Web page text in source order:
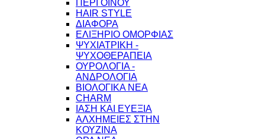
ΠΕΡΙ ΟΙΝΟΥ
HAIR STYLE
ΔΙΑΦΟΡΑ
ΕΛΙΞΗΡΙΟ ΟΜΟΡΦΙΑΣ
ΨΥΧΙΑΤΡΙΚΗ -
ΨΥΧΟΘΕΡΑΠΕΙΑ
ΟΥΡΟΛΟΓΙΑ -
ΑΝΔΡΟΛΟΓΙΑ
ΒΙΟΛΟΓΙΚΑ ΝΕΑ
CHARM
ΙΑΣΗ ΚΑΙ ΕΥΕΞΙΑ
ΑΛΧΗΜΕΙΕΣ ΣΤΗΝ
ΚΟΥΖΙΝΑ